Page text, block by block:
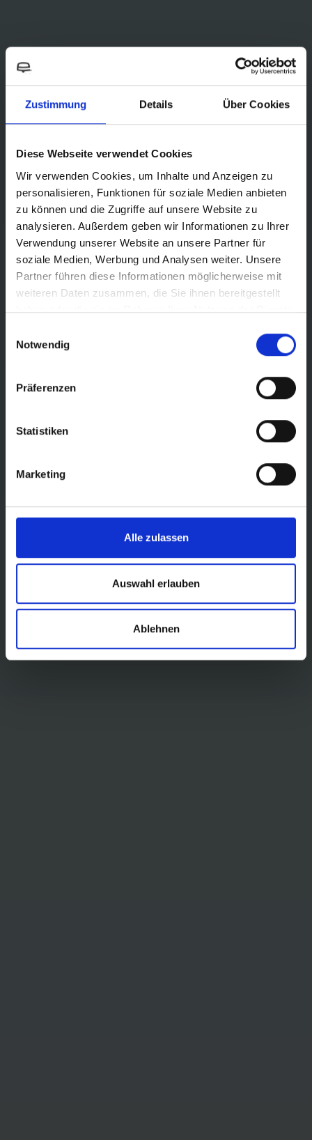
Zustimmung Details Über Cookies
Diese Webseite verwendet Cookies
Wir verwenden Cookies, um Inhalte und Anzeigen zu
personalisieren, Funktionen für soziale Medien anbieten
zu können und die Zugriffe auf unsere Website zu
analysieren. Außerdem geben wir Informationen zu Ihrer
Verwendung unserer Website an unsere Partner für
soziale Medien, Werbung und Analysen weiter. Unsere
Partner führen diese Informationen möglicherweise mit
weiteren Daten zusammen, die Sie ihnen bereitgestellt
haben oder die sie im Rahmen Ihrer Nutzung der Dienste
Notwendig
Präferenzen
Statistiken
Marketing
Alle zulassen
Auswahl erlauben
Ablehnen